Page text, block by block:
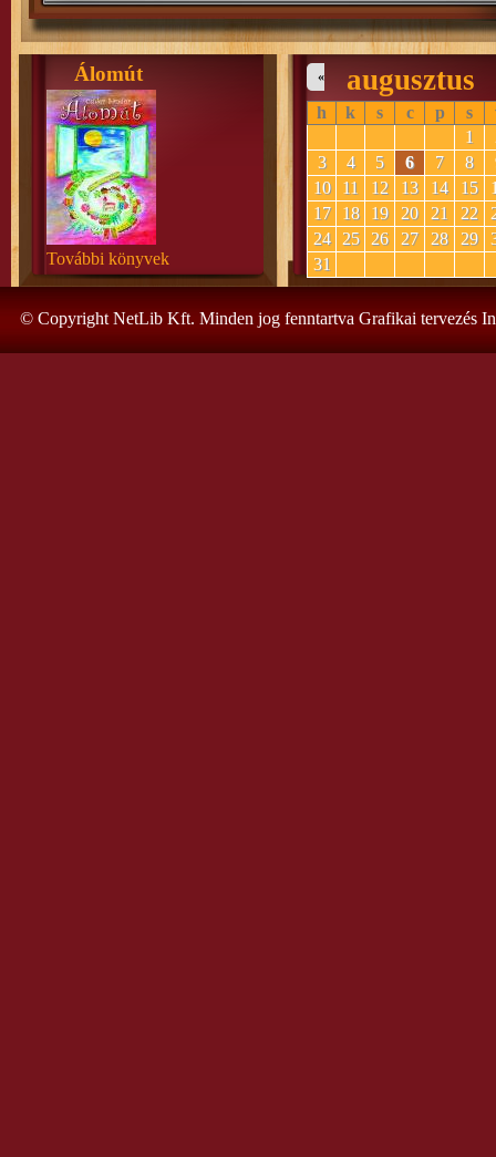
Álomút
További könyvek
augusztus
«
h k s c p s
1
3
4 5 6 7 8
10
11 12 13 14 15
17
18 19 20 21 22
24
25 26 27 28 29
31
© Copyright NetLib Kft. Minden jog fenntartva Grafikai tervezés